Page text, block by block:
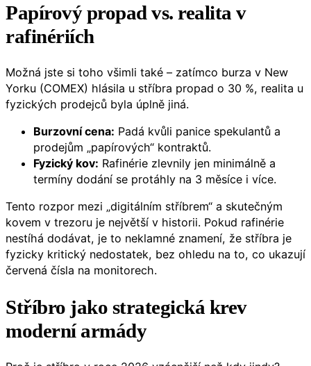
Papírovýpropad vs. realita v
rafinériích
Možná jste si toho všimli také – zatímco burza v New
Yorku (COMEX) hlásila u stříbra propad o 30 %, realita u
fyzických prodejců byla úplně jiná.
Burzovní cena: Padá kvůli panice spekulantů a
prodejům „papírových“ kontraktů.
Fyzický kov: Rafinérie zlevnily jen minimálně a
termíny dodání se protáhly na 3 měsíce i více.
Tento rozpor mezi „digitálním stříbrem“ a skutečným
kovem v trezoru je největší v historii. Pokud rafinérie
nestíhá dodávat, je to neklamné znamení, že stříbra je
fyzicky kritický nedostatek, bez ohledu na to, co ukazují
červená čísla na monitorech.
Stříbro jako strategická krev
moderní armády